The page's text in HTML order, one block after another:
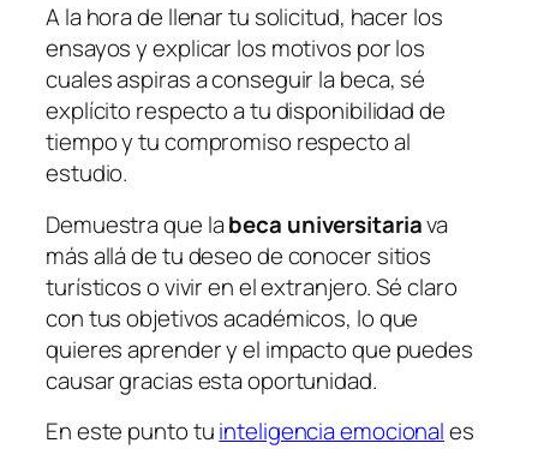
A la hora de llenar tu solicitud, hacer los
ensayos y explicar los motivos por los
cuales aspiras a conseguir la beca, sé
explícito respecto a tu disponibilidad de
tiempo y tu compromiso respecto al
estudio.
Demuestra que labeca universitariava
más allá de tu deseo de conocer sitios
turísticos o vivir en el extranjero. Sé claro
con tus objetivos académicos, lo que
quieres aprender y el impacto que puedes
causar gracias esta oportunidad.
En este punto tuinteligencia emocionales